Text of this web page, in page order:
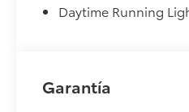
Daytime Running
Garantía